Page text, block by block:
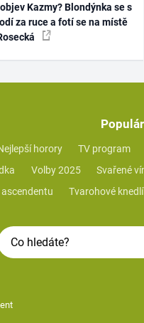
Kazmy? Blondýnka se s
za ruce a fotí se na místě
horory TV program
Volby 2025 Svařené
Tvarohové